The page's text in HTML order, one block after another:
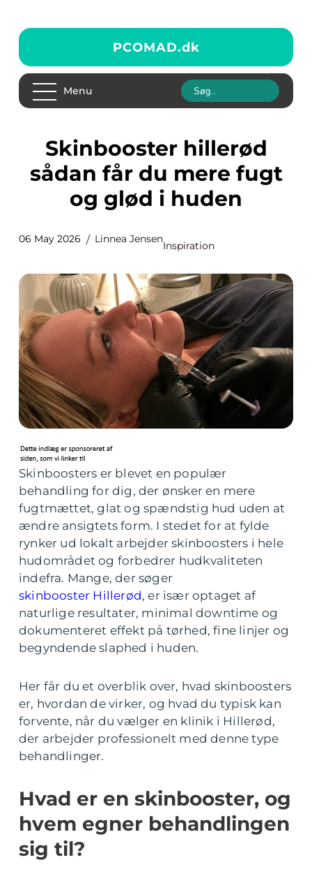
PCOMAD.dk
Menu
Skinbooster hillerød
sådan får du mere fugt
og glød i huden
06 May 2026 Linnea Jensen
Inspiration
Skinboosters er blevet en populær
behandling for dig, der ønsker en mere
fugtmættet, glat og spændstig hud uden at
ændre ansigtets form. I stedet for at fylde
rynker ud lokalt arbejder skinboosters i hele
hudområdet og forbedrer hudkvaliteten
indefra. Mange, der søger
skinbooster Hillerød, er især optaget af
naturlige resultater, minimal downtime og
dokumenteret effekt på tørhed, fine linjer og
begyndende slaphed i huden.
Her får du et overblik over, hvad skinboosters
er, hvordan de virker, og hvad du typisk kan
forvente, når du vælger en klinik i Hillerød,
der arbejder professionelt med denne type
behandlinger.
Hvad er en skinbooster, og
hvem egner behandlingen
sig til?